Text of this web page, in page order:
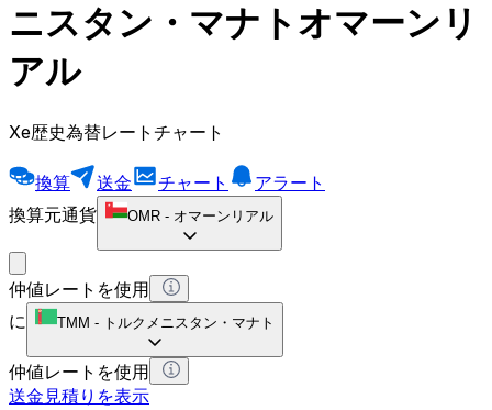
ニスタン・マナトオマーンリ
アル
Xe歴史為替レートチャート
換算 送金 チャート
アラート
換算元通貨
OMR - オマーンリアル
仲値レートを使用
に
TMM - トルクメニスタン・マナト
仲値レートを使用
送金見積りを表示